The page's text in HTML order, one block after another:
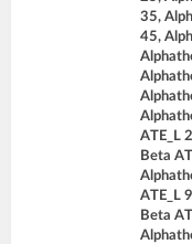
35,
45,
ATE_L
Beta
ATE_L
Beta